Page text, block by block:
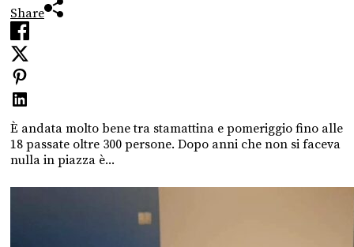
Share
È andata molto bene tra stamattina e pomeriggio fino alle
18 passate oltre 300 persone. Dopo anni che non si faceva
nulla in piazza è...